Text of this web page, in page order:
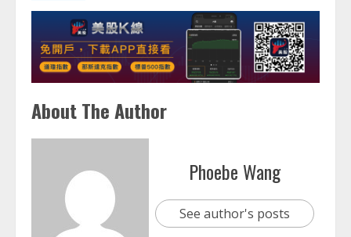
About The Author
Phoebe Wang
See author's posts